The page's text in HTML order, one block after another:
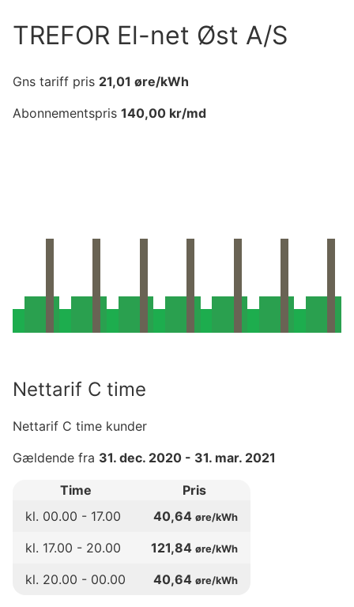
TREFOR El-net Øst A/S
Gns tariff pris 21,01 øre/kWh
Abonnementspris 140,00 kr/md
Nettarif C time
Nettarif C time kunder
Gældende fra 31. dec. 2020 - 31. mar. 2021
Time
Pris
kl. 00.00 - 17.00 40,64 øre/kWh
kl. 17.00 - 20.00 121,84 øre/kWh
kl. 20.00 - 00.00 40,64 øre/kWh